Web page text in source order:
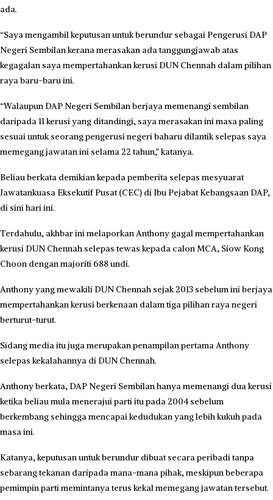
ada.
“Saya mengambil keputusan untuk berundur sebagai Pengerusi DAP
Negeri Sembilan kerana merasakan ada tanggungjawab atas
kegagalan saya mempertahankan kerusi DUN Chennah dalam pilihan
raya baru-baru ini.
“Walaupun DAP Negeri Sembilan berjaya memenangi sembilan
daripada 11 kerusi yang ditandingi, saya merasakan ini masa paling
sesuai untuk seorang pengerusi negeri baharu dilantik selepas saya
memegang jawatan ini selama 22 tahun,” katanya.
Beliau berkata demikian kepada pemberita selepas mesyuarat
Jawatankuasa Eksekutif Pusat (CEC) di Ibu Pejabat Kebangsaan DAP,
di sini hari ini.
Terdahulu, akhbar ini melaporkan Anthony gagal mempertahankan
kerusi DUN Chennah selepas tewas kepada calon MCA, Siow Kong
Choon dengan majoriti 688 undi.
Anthony yang mewakili DUN Chennah sejak 2013 sebelum ini berjaya
mempertahankan kerusi berkenaan dalam tiga pilihan raya negeri
berturut-turut.
Sidang media itu juga merupakan penampilan pertama Anthony
selepas kekalahannya di DUN Chennah.
Anthony berkata, DAP Negeri Sembilan hanya memenangi dua kerusi
ketika beliau mula menerajui parti itu pada 2004 sebelum
berkembang sehingga mencapai kedudukan yang lebih kukuh pada
masa ini.
Katanya, keputusan untuk berundur dibuat secara peribadi tanpa
sebarang tekanan daripada mana-mana pihak, meskipun beberapa
pemimpin parti memintanya terus kekal memegang jawatan tersebut.